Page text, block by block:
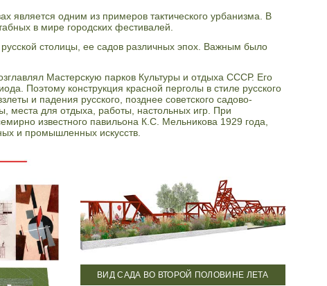
является одним из примеров тактического урбанизма. В
в мире городских фестивалей.
столицы, ее садов различных эпох. Важным было
Мастерскую парков Культуры и отдыха СССР. Его
Поэтому конструкция красной перголы в стиле русского
и падения русского, позднее советского садово-
места для отдыха, работы, настольных игр. При
известного павильона К.С. Мельникова 1929 года,
и промышленных искусств.
ВИД САДА ВО ВТОРОЙ ПОЛОВИНЕ ЛЕТА